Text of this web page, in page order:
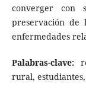
converger con
preservación
enfermedades
Palabras-clave:
rural,